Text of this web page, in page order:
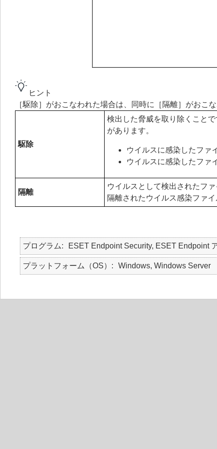
ヒント
［駆除］がおこなわれた場合は、同時に［隔離］がおこ
駆除
検出した脅威を取り除くこと
があります。
ウイルスに感染したファ
ウイルスに感染したファ
隔離
ウイルスとして検出されたフ
隔離されたウイルス感染ファ
プログラム ESET Endpoint Security, ESET Endpoint
プラットフォーム（OS） Windows, Windows Server